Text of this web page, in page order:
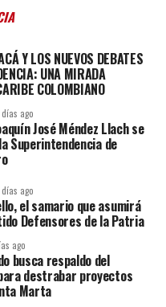
Y LOS NUEVOS DEBATES
UNA MIRADA
COLOMBIANO
ago
José Méndez Llach se
Superintendencia de
días ago
el samario que asumirá
Defensores de la Patria
ago
busca respaldo del
destrabar proyectos
Marta